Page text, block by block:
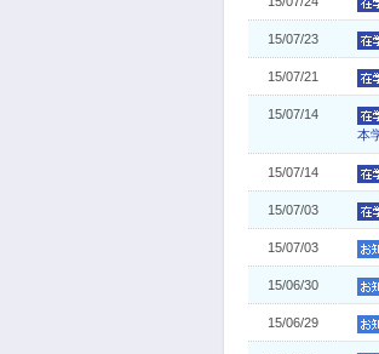
15/07/23
15/07/21
15/07/14
本
15/07/14
15/07/03
15/07/03
15/06/30
15/06/29